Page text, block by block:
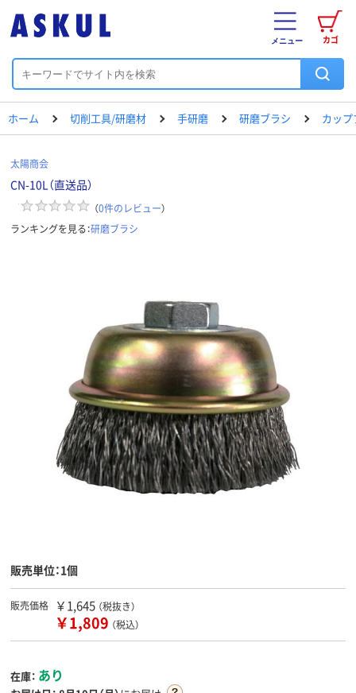
カゴ
メニュー
ホーム 切削工具/研磨材 手研磨 研磨ブラシ カッ
太陽商会
CN-10L（直送品）
（0件のレビュー）
ランキングを見る：研磨ブラシ
販売単位：1個
販売価格 ￥1,645 （税抜き）
￥1,809 （税込）
在庫： あり